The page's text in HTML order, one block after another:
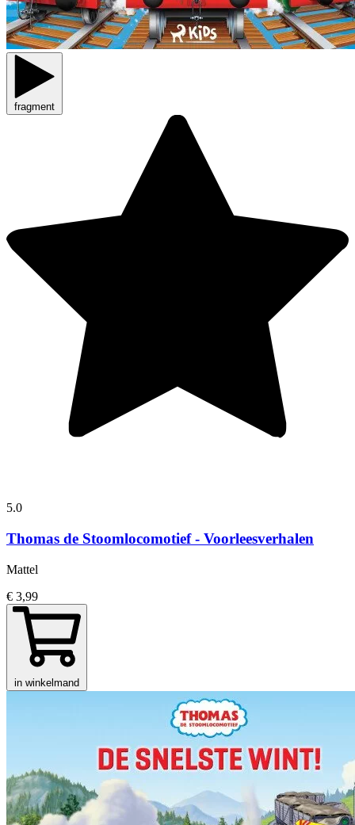
fragment
5.0
Thomas de Stoomlocomotief - Voorleesverhalen
Mattel
€ 3,99
in winkelmand